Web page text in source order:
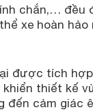
chắn,…
xe hoàn hảo
được tích
thiết kế
cảm giác